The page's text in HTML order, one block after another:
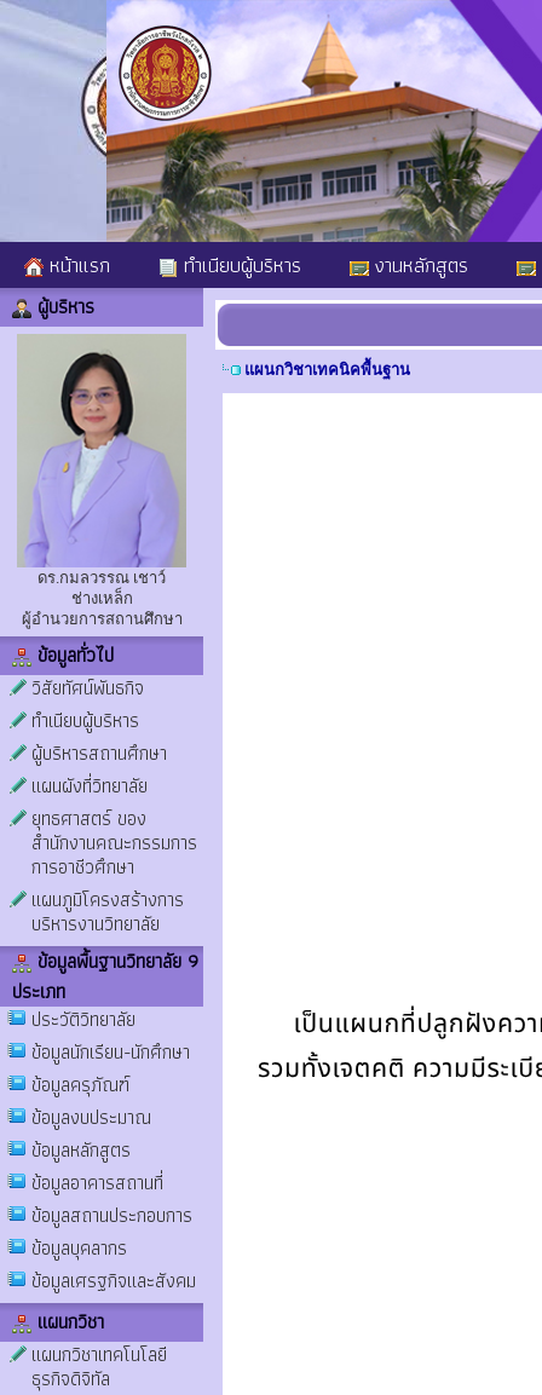
หน้าแรก ทำเนียบผู้บริหาร งานหลักสูตร
ผู้บริหาร
ดร.กมลวรรณ เชาว์
ช่างเหล็ก
ผู้อำนวยการสถานศึกษา
ข้อมูลทั่วไป
วิสัยทัศน์พันธกิจ
ทำเนียบผู้บริหาร
ผู้บริหารสถานศึกษา
แผนผังที่วิทยาลัย
ยุทธศาสตร์ ของ
สำนักงานคณะกรรมการ
การอาชีวศึกษา
แผนภูมิโครงสร้างการ
บริหารงานวิทยาลัย
ข้อมูลพื้นฐานวิทยาลัย 9
ประเภท
ประวัติวิทยาลัย
ข้อมูลนักเรียน-นักศึกษา
ข้อมูลครุภัณฑ์
ข้อมูลงบประมาณ
ข้อมูลหลักสูตร
ข้อมูลอาคารสถานที่
ข้อมูลสถานประกอบการ
ข้อมูลบุคลากร
ข้อมูลเศรฐกิจและสังคม
แผนกวิชา
แผนกวิชาเทคโนโลยี
ธุรกิจดิจิทัล
แผนกวิชาเทคนิคพื้นฐาน